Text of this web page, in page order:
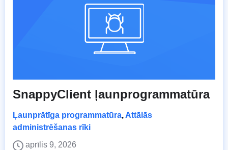
SnappyClient ļaunprogrammatūra
Ļaunprātīga programmatūra, Attālās
administrēšanas rīki
aprīlis 9, 2026